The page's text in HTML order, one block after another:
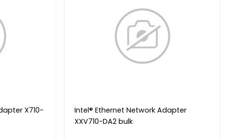
X710-
Intel® Ethernet Network Adapter
XXV710-DA2 bulk